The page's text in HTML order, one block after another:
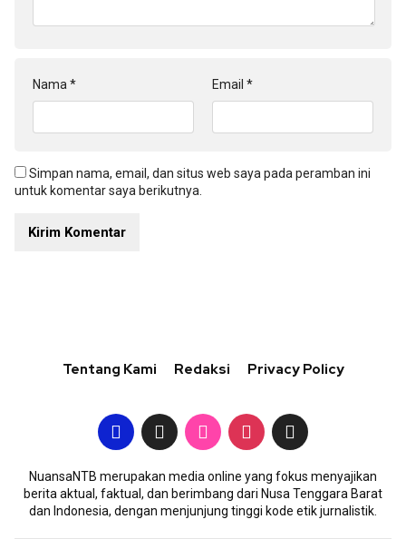
Nama * Email *
Simpan nama, email, dan situs web saya pada peramban ini
untuk komentar saya berikutnya.
Tentang Kami Redaksi Privacy Policy
NuansaNTB merupakan media online yang fokus menyajikan
berita aktual, faktual, dan berimbang dari Nusa Tenggara Barat
dan Indonesia, dengan menjunjung tinggi kode etik jurnalistik.